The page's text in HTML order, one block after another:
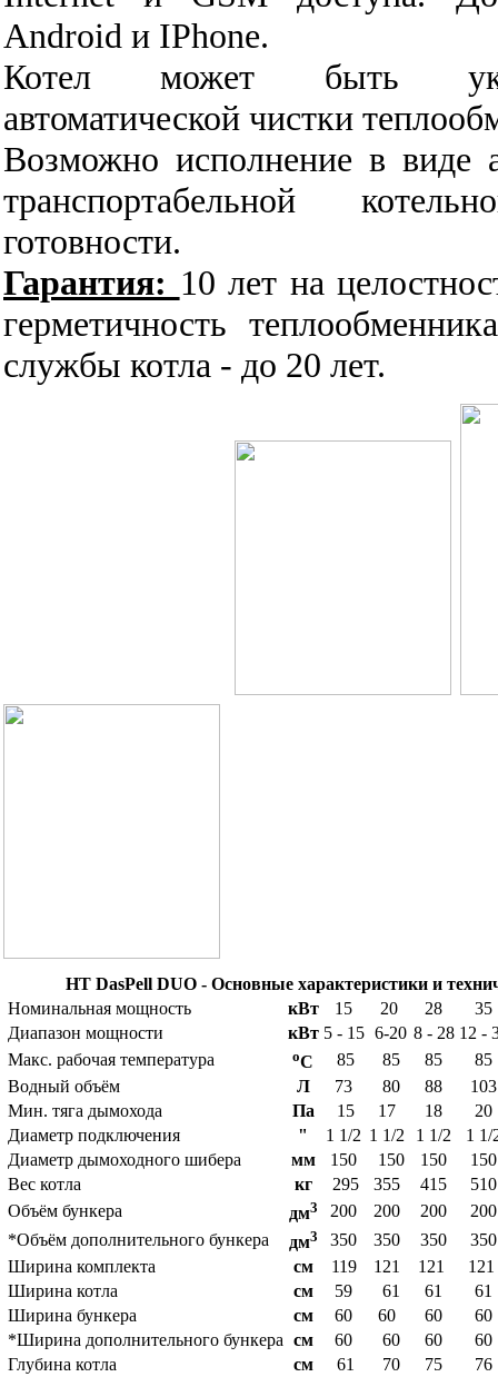
Android и IPhone.
Котел может быть
автоматической чистки
Возможно исполнение в виде
транспортабельной
готовности.
Гарантия: 10 лет на
герметичность
службы котла - до 20 лет.
HT DasPell DUO - Основные характеристики и
Номинальная мощность
кВт 15 20 28
35
Диапазон мощности
кВт 5 - 15 6-20 8 - 28 12 -
Макс. рабочая температура
oC 85 85 85
85
Водный объём
Л 73 80 88
103
Мин. тяга дымохода
Па 15 17 18
20
Диаметр подключения
" 1 1/2 1 1/2 1 1/2
1 1/
Диаметр дымоходного шибера
мм 150 150 150
150
Вес котла
кг 295 355 415
510
Объём бункера
дм3 200 200 200
200
*Объём дополнительного бункера
дм3 350 350 350
350
Ширина комплекта
см 119 121 121
Ширина котла
см 59 61 61
61
Ширина бункера
см 60 60 60
60
*Ширина дополнительного бункера см 60 60 60
60
Глубина котла
см 61 70 75
76